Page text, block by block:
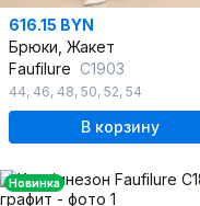
616.15 BYN
Брюки, Жакет
Faufilure С1903
44, 46, 48, 50, 52, 54
В корзину
Новинка